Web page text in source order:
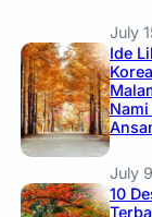
July
Ide
Nami
July
10